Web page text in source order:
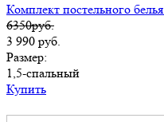
Комплект постельного
6350руб.
3 990 руб.
Размер:
1,5-спальный
Купить